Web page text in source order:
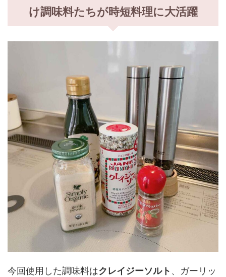
け調味料たちが時短料理に大活躍
今回使用した調味料はクレイジーソルト 、ガーリッ